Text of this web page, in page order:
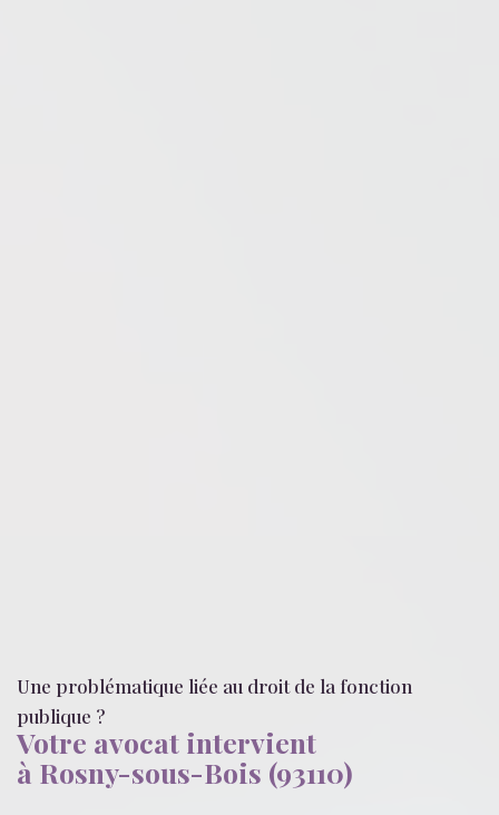
Une problématique liée au droit de la fonction
publique ?
Votre avocat intervient
à Rosny-sous-Bois (93110)